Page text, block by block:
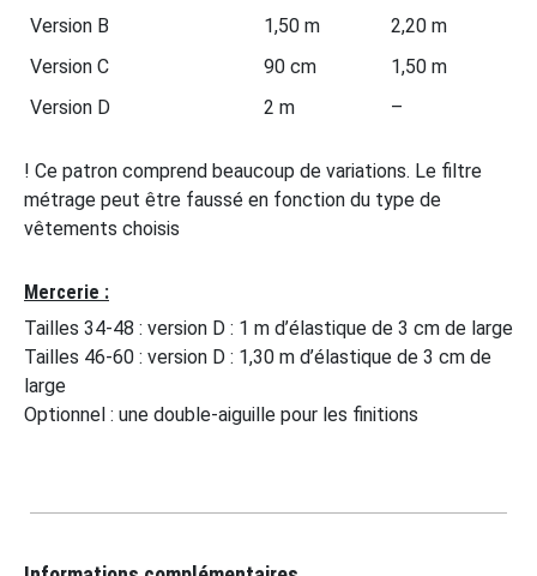
Version B
1,50 m
2,20 m
Version C
90 cm
1,50 m
Version D
2 m –
! Ce patron comprend beaucoup de variations. Le filtre
métrage peut être faussé en fonction du type de
vêtements choisis
Mercerie :
Tailles 34-48 : version D : 1 m d’élastique de 3 cm de large
Tailles 46-60 : version D : 1,30 m d’élastique de 3 cm de
large
Optionnel : une double-aiguille pour les finitions